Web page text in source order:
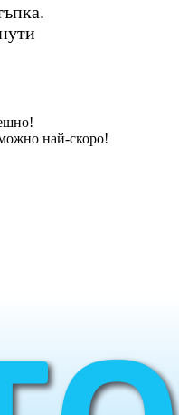
най-скоро!